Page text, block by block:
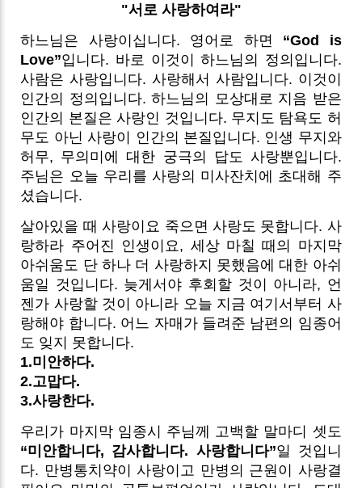
"서로 사랑하여라"
하느님은 사랑이십니다. 영어로 하면 “God is
Love”입니다. 바로 이것이 하느님의 정의입니다.
사람은 사랑입니다. 사랑해서 사람입니다. 이것이
인간의 정의입니다. 하느님의 모상대로 지음 받은
인간의 본질은 사랑인 것입니다. 무지도 탐욕도 허
무도 아닌 사랑이 인간의 본질입니다. 인생 무지와
허무, 무의미에 대한 궁극의 답도 사랑뿐입니다.
주님은 오늘 우리를 사랑의 미사잔치에 초대해 주
셨습니다.
살아있을 때 사랑이요 죽으면 사랑도 못합니다. 사
랑하라 주어진 인생이요, 세상 마칠 때의 마지막
아쉬움도 단 하나 더 사랑하지 못했음에 대한 아쉬
움일 것입니다. 늦게서야 후회할 것이 아니라, 언
젠가 사랑할 것이 아니라 오늘 지금 여기서부터 사
랑해야 합니다. 어느 자매가 들려준 남편의 임종어
도 잊지 못합니다.
1.미안하다.
2.고맙다.
3.사랑한다.
우리가 마지막 임종시 주님께 고백할 말마디 셋도
“미안합니다, 감사합니다. 사랑합니다”일 것입니
다. 만병통치약이 사랑이고 만병의 근원이 사랑결